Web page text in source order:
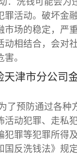
罪活动。破坏金
市场的稳定，严
动相结合，会对
。
天津市分公司
了预防通过各种
活动犯罪、走私
犯罪等犯罪所得
国反洗钱法》规